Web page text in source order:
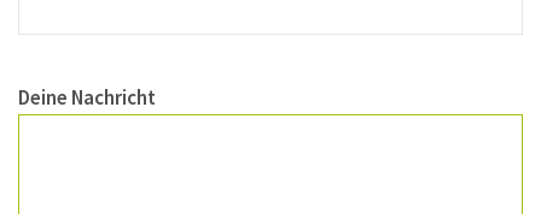
Deine Nachricht